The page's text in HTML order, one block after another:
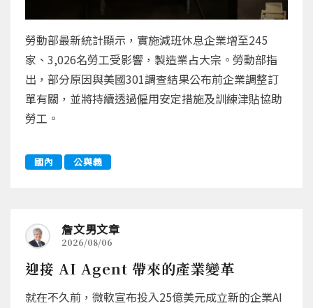
勞動部最新統計顯示，實施減班休息企業增至245
家、3,026名勞工受影響，製造業占大宗。勞動部指
出，部分原因與美國301調查結果公布前企業調整訂
單有關，並將持續透過僱用安定措施及訓練津貼協助
勞工。
國內 公與義
詹文男文章
2026/08/06
迎接 AI Agent 帶來的產業變革
就在不久前，微軟宣布投入25億美元成立新的企業AI